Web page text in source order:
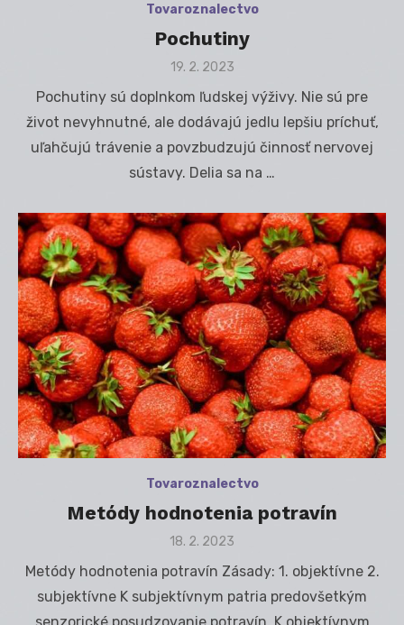
Tovaroznalectvo
Pochutiny
Posted
19. 2. 2023
Pochutiny sú doplnkom ľudskej výživy. Nie sú pre
život nevyhnutné, ale dodávajú jedlu lepšiu príchuť,
uľahčujú trávenie a povzbudzujú činnosť nervovej
sústavy. Delia sa na …
Tovaroznalectvo
Metódy hodnotenia potravín
Posted
18. 2. 2023
Metódy hodnotenia potravín Zásady: 1. objektívne 2.
subjektívne K subjektívnym patria predovšetkým